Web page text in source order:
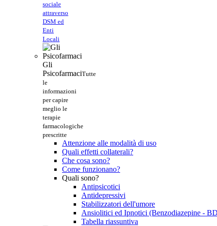
sociale
attraverso
DSM ed
Enti
Locali
Gli
PsicofarmaciTutte
le
informazioni
per capire
meglio le
terapie
farmacologiche
prescritte
Attenzione alle modalità di uso
Quali effetti collaterali?
Che cosa sono?
Come funzionano?
Quali sono?
Antipsicotici
Antidepressivi
Stabilizzatori dell'umore
Ansiolitici ed Ipnotici (Benzodiazepine -
Tabella riassuntiva